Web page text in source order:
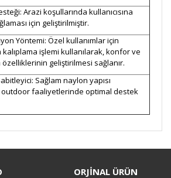
Arazi koşullarında kullanıcısına
için geliştirilmiştir.
Yöntemi: Özel kullanımlar için
işlemi kullanılarak, konfor ve
özelliklerinin geliştirilmesi sağlanır.
Sağlam naylon yapısı
faaliyetlerinde optimal destek
ORJİNAL ÜRÜN